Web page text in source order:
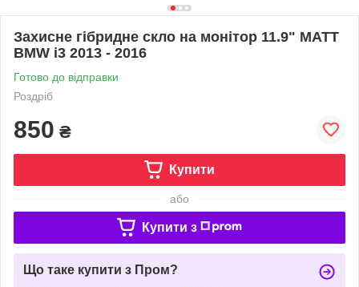
Захисне гібридне скло на монітор 11.9" MATT
BMW i3 2013 - 2016
Готово до відправки
Роздріб
850 ₴
Купити
або
Купити з
Що таке купити з Пром?